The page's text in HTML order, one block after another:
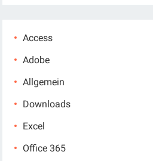
Access
Adobe
Allgemein
Downloads
Excel
Office 365